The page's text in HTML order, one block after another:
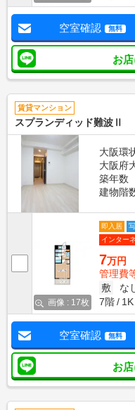
空室確認 無料
お
賃貸マンション
スプランディッド難波Ⅱ
大阪環
大阪府
築年数
建物階
画像 : 17枚
即入居
インター
7万円
管理費
敷
な
7階
1K
空室確認 無料
お